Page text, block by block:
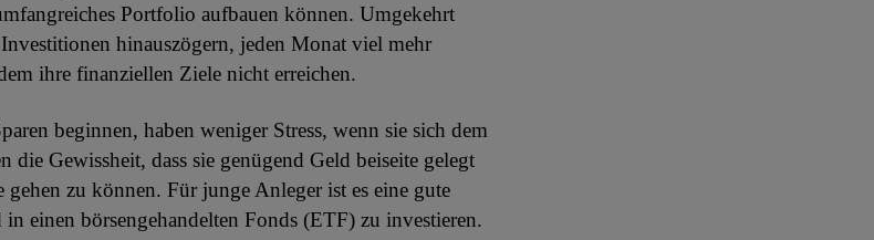
Portfolio aufbauen können. Umgekehrt
hinauszögern, jeden Monat viel mehr
ihre finanziellen Ziele nicht erreichen.
beginnen, haben weniger Stress, wenn sie sich dem
die Gewissheit, dass sie genügend Geld beiseite gelegt
gehen zu können. Für junge Anleger ist es eine gute
einen börsengehandelten Fonds (ETF) zu investieren.